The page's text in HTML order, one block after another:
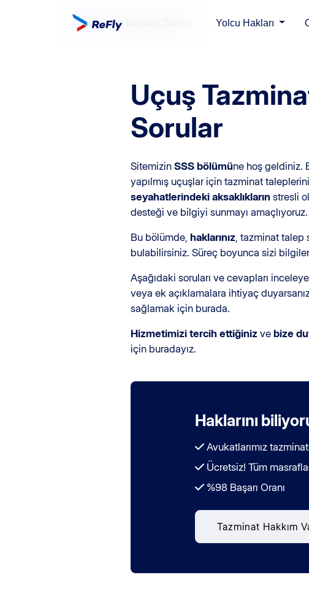
Yolcu Hakları
Home Sık Sorulan Sorular
Uçuş
Sorular
Sitemizin SSS bölümüne hoş geldiniz.
yapılmış uçuşlar için tazminat
seyahatlerindeki aksaklıkların stresli
desteği ve bilgiyi sunmayı amaçlıyoruz.
Bu bölümde, haklarınız, tazminat talep
bulabilirsiniz. Süreç boyunca sizi
Aşağıdaki soruları ve cevapları
veya ek açıklamalara ihtiyaç
sağlamak için burada.
Hizmetimizi tercih ettiğiniz ve bize
için buradayız.
Haklarını
Avukatlarımız
Ücretsiz! Tüm
%98 Başarı Oranı
Tazminat Hakkım